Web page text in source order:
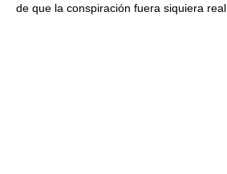
de que la conspiración fuera siquiera real.